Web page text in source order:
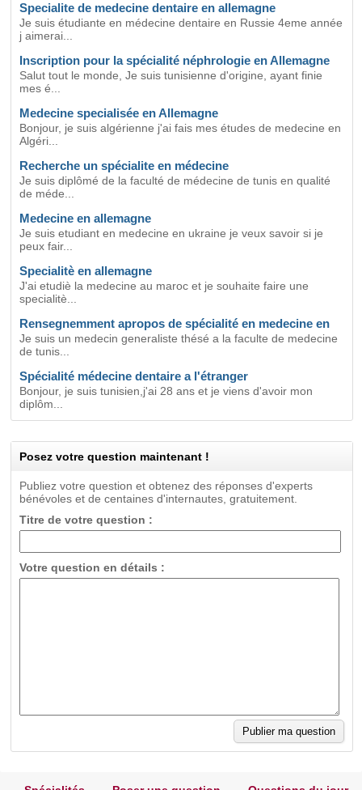
Specialite de medecine dentaire en allemagne
Je suis étudiante en médecine dentaire en Russie 4eme année
j aimerai...
Inscription pour la spécialité néphrologie en Allemagne
Salut tout le monde, Je suis tunisienne d'origine, ayant finie
mes é...
Medecine specialisée en Allemagne
Bonjour, je suis algérienne j'ai fais mes études de medecine en
Algéri...
Recherche un spécialite en médecine
Je suis diplômé de la faculté de médecine de tunis en qualité
de méde...
Medecine en allemagne
Je suis etudiant en medecine en ukraine je veux savoir si je
peux fair...
Specialitè en allemagne
J'ai etudiè la medecine au maroc et je souhaite faire une
specialitè...
Rensegnemment apropos de spécialité en medecine en
Je suis un medecin generaliste thésé a la faculte de medecine
de tunis...
Spécialité médecine dentaire a l'étranger
Bonjour, je suis tunisien,j'ai 28 ans et je viens d'avoir mon
diplôm...
Posez votre question maintenant !
Publiez votre question et obtenez des réponses d'experts
bénévoles et de centaines d'internautes, gratuitement.
Titre de votre question :
Votre question en détails :